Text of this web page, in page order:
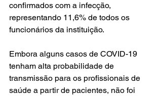
confirmados com a infecção,
representando 11,6% de todos os
funcionários da instituição.
Embora alguns casos de COVID-19
tenham alta probabilidade de
transmissão para os profissionais de
saúde a partir de pacientes, não foi